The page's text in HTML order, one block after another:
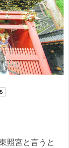
照宮と言うと